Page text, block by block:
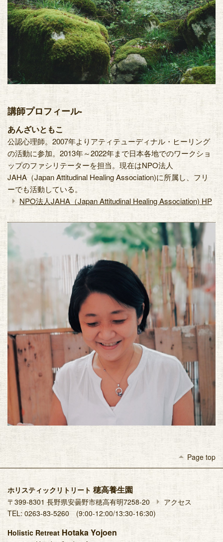
講師プロフィール-
あんざいともこ
公認心理師。2007年よりアティテューディナル・ヒーリング
の活動に参加。2013年～2022年まで日本各地でのワークショ
ップのファシリテーターを担当。現在はNPO法人
JAHA（Japan Attitudinal Healing Association)に所属し、フリ
ーでも活動している。
arrow_rightNPO法人JAHA（Japan Attitudinal Healing Association) HP
arrow_drop_up Page top
ホリスティックリトリート 穂高養生園
〒399-8301 長野県安曇野市穂高有明7258-20 arrow_right アクセス
TEL: 0263-83-5260 (9:00-12:00/13:30-16:30)
Holistic RetreatHotaka Yojoen